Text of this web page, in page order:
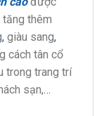
thêm
, giàu sang,
cách tân cổ
trong trang trí
sạn,…